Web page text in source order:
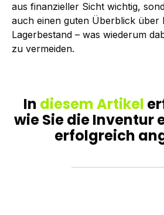
aus finanzieller Sicht wichtig,
auch einen guten Überblick über
Lagerbestand – was wiederum
zu vermeiden.
In diesem Artikel
wie Sie die Inventur
erfolgreich